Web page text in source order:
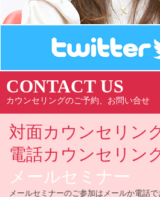
CONTACT US
カウンセリングのご予約、お問い合せ
対面カウンセリン
電話カウンセリン
メールセミナー
メールセミナーのご参加はメールか電話で